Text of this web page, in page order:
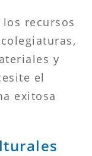
recursos
y
el
exitosa